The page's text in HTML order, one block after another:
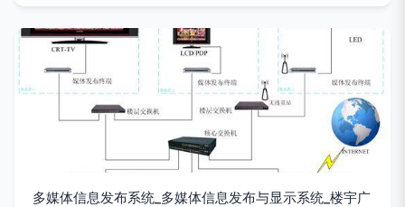
多媒体信息发布系统_多媒体信息发布与显示系统_楼宇广